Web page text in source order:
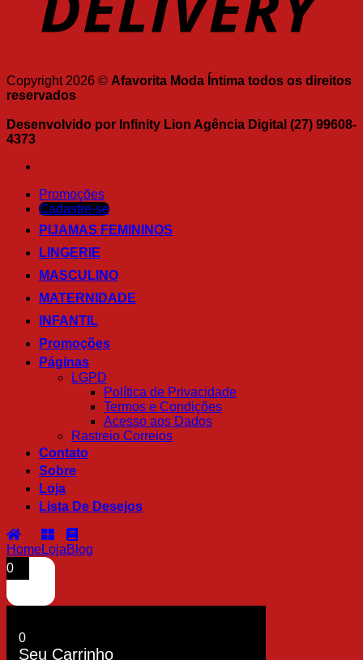
Copyright 2026 © Afavorita Moda Íntima todos os direitos
reservados
Desenvolvido por Infinity Lion Agência Digital (27) 99608-
4373
Promoções
Cadastre-se
PIJAMAS FEMININOS
LINGERIE
MASCULINO
MATERNIDADE
INFANTIL
Promoções
Páginas
LGPD
Política de Privacidade
Termos e Condições
Acesso aos Dados
Rastreio Correios
Contato
Sobre
Loja
Lista De Desejos
HomeLojaBlog
0
0
Seu Carrinho